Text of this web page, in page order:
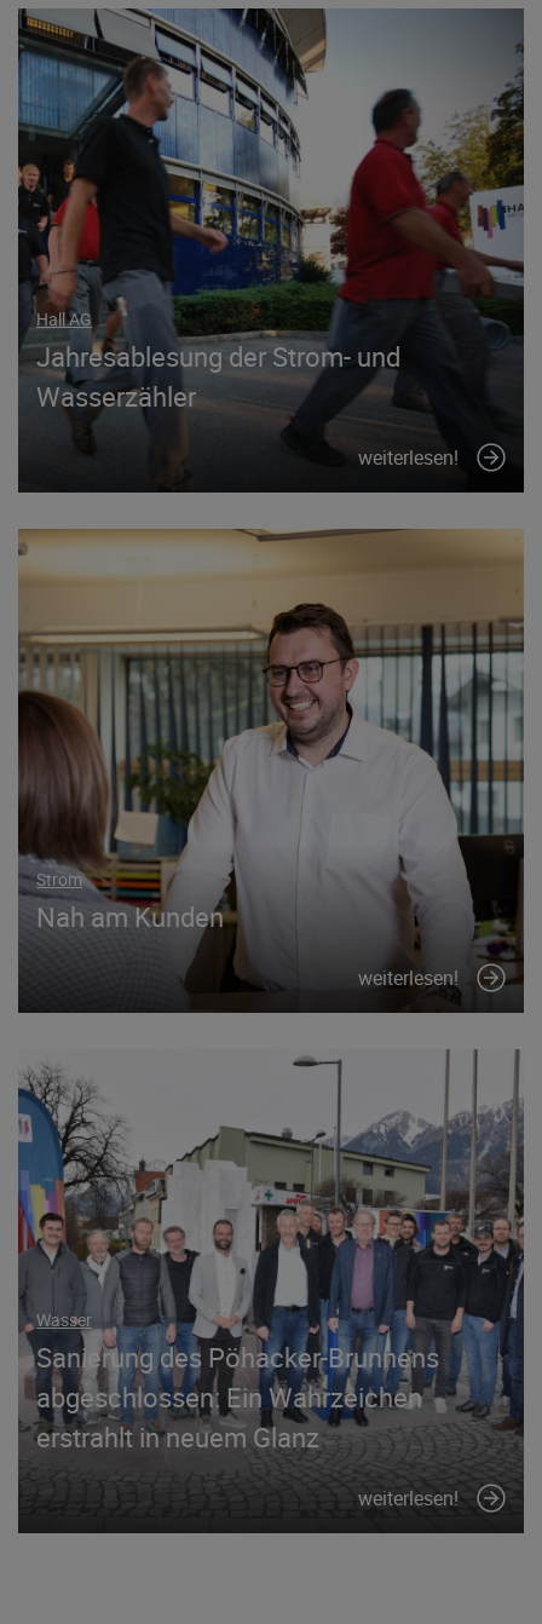
Hall AG
Jahresablesung der Strom- und
Wasserzähler
weiterlesen!
Strom
Nah am Kunden
weiterlesen!
Wasser
Sanierung des Pöhacker-Brunnens
abgeschlossen: Ein Wahrzeichen
erstrahlt in neuem Glanz
weiterlesen!